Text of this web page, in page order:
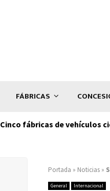
FÁBRICAS
Cinco fábricas de vehículos
Portada » Noticias »
General Internacional